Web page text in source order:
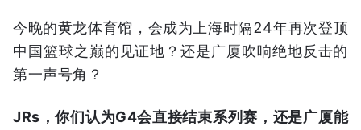
今晚的黄龙体育馆，会成为上海时隔24年再次登顶
中国篮球之巅的见证地？还是广厦吹响绝地反击的
第一声号角？
JRs，你们认为G4会直接结束系列赛，还是广厦能